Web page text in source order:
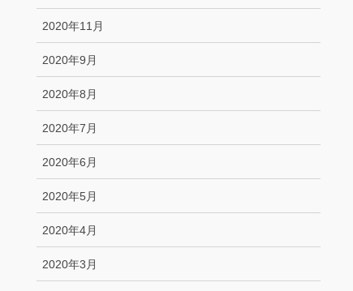
2020年11月
2020年9月
2020年8月
2020年7月
2020年6月
2020年5月
2020年4月
2020年3月